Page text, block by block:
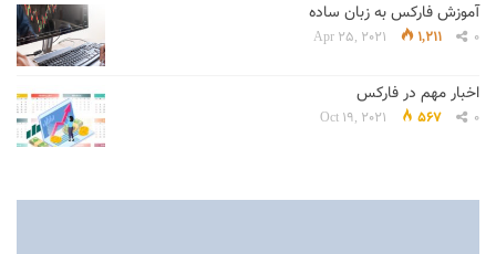
آموزش فارکس به زبان ساده
Apr 25, 2021 1,211 0
اخبار مهم در فارکس
Oct 19, 2021 567 0